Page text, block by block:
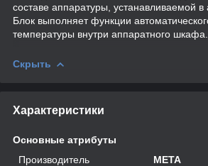
составе аппаратуры, устанавливаемой
Блок выполняет функции
температуры внутри аппаратного шкафа.
Скрыть
Характеристики
Основные атрибуты
Производитель
МЕТА